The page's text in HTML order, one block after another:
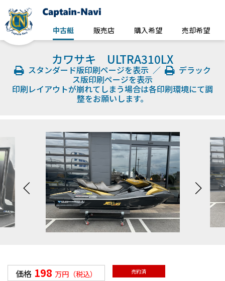
中古艇 販売店 購入希望 売却希望
カワサキ ULTRA310LX
スタンダード版印刷ページを表示 ／
デラック
ス版印刷ページを表示
印刷レイアウトが崩れてしまう場合は各印刷環境にて調
整をお願いします。
価格 198 万円（税込） 売約済